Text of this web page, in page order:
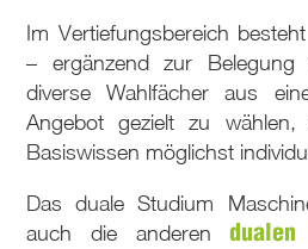
Im Vertiefungsbereich
– ergänzend zur Belegung
diverse Wahlfächer aus
Angebot gezielt zu
Basiswissen möglichst
Das duale Studium
auch die anderendualen